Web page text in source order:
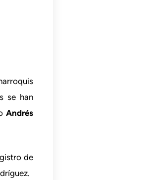
se han
Andrés
de